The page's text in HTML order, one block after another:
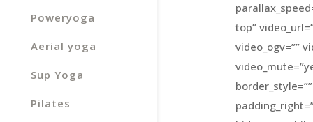
Poweryoga
Aerial yoga
Sup Yoga
Pilates
top”
video_ogv=””